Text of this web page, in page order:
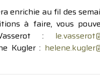
enrichie au fil des
à faire, vous
:
Kugler :